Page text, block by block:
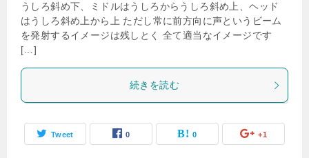
うしろ斜め下、ミドルはうしろからうしろ斜め上、ヘッド
はうしろ斜め上から上 ただし常に前方向に声というビーム
を発射するイメージは残しとく 全て適当なイメージです
[…]
続きを読む
Tweet 0 0 +1